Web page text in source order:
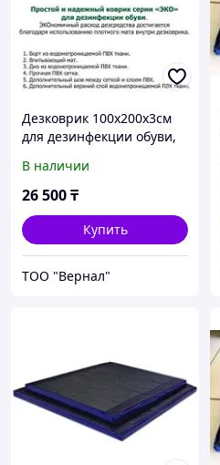
Дезковрик 100x200x3см
для дезинфекции обуви,
В наличии
26 500₸
Купить
ТОО "Вернал"